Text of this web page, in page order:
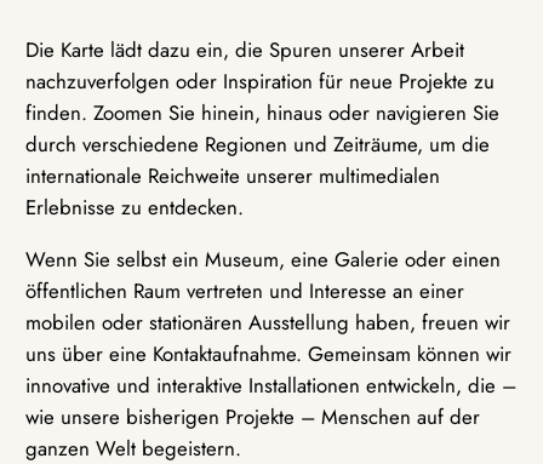
Die Karte lädt dazu ein, die Spuren unserer Arbeit
nachzuverfolgen oder Inspiration für neue Projekte zu
finden. Zoomen Sie hinein, hinaus oder navigieren Sie
durch verschiedene Regionen und Zeiträume, um die
internationale Reichweite unserer multimedialen
Erlebnisse zu entdecken.
Wenn Sie selbst ein Museum, eine Galerie oder einen
öffentlichen Raum vertreten und Interesse an einer
mobilen oder stationären Ausstellung haben, freuen wir
uns über eine Kontaktaufnahme. Gemeinsam können wir
innovative und interaktive Installationen entwickeln, die –
wie unsere bisherigen Projekte – Menschen auf der
ganzen Welt begeistern.